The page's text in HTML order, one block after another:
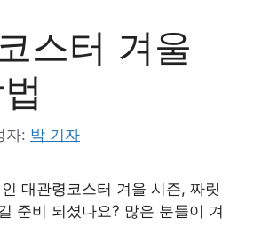
스터 겨울
자: 박 기자
대관령코스터 겨울 시즌, 짜릿
준비 되셨나요? 많은 분들이 겨